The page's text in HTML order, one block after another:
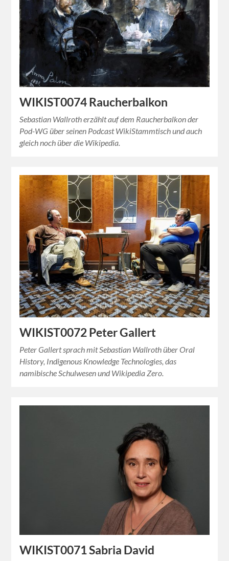
WIKIST0074 Raucherbalkon
Sebastian Wallroth erzählt auf dem Raucherbalkon der
Pod-WG über seinen Podcast WikiStammtisch und auch
gleich noch über die Wikipedia.
WIKIST0072 Peter Gallert
Peter Gallert sprach mit Sebastian Wallroth über Oral
History, Indigenous Knowledge Technologies, das
namibische Schulwesen und Wikipedia Zero.
WIKIST0071 Sabria David